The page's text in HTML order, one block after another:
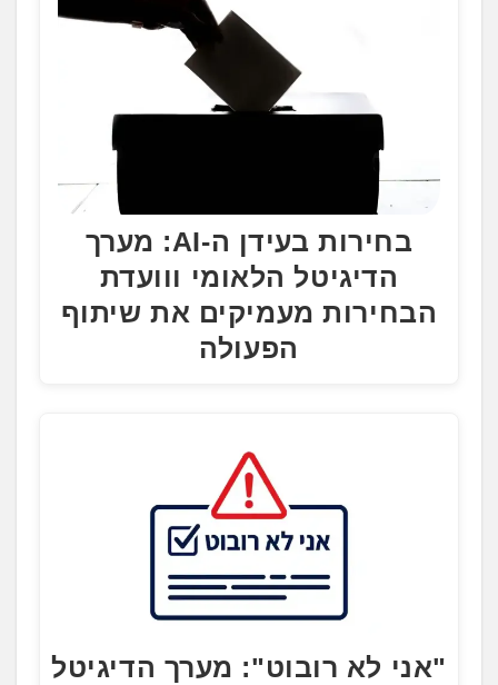
בחירות בעידן ה-AI: מערך
הדיגיטל הלאומי ווועדת
הבחירות מעמיקים את שיתוף
הפעולה
"אני לא רובוט": מערך הדיגיטל